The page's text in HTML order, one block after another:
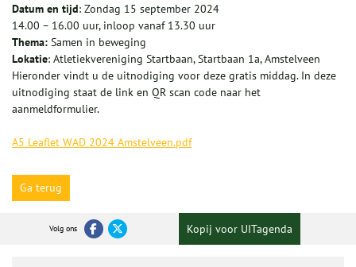
Datum en tijd: Zondag 15 september 2024
14.00 – 16.00 uur, inloop vanaf 13.30 uur
Thema: Samen in beweging
Lokatie: Atletiekvereniging Startbaan, Startbaan 1a, Amstelveen
Hieronder vindt u de uitnodiging voor deze gratis middag. In deze
uitnodiging staat de link en QR scan code naar het
aanmeldformulier.
A5 Leaflet WAD 2024 Amstelveen.pdf
Ga terug
Volg ons Kopij voor UITagenda